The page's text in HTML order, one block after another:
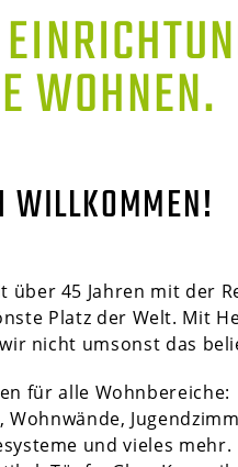
WOHNEN.
WILLKOMMEN!
45 Jahren mit der
Platz der Welt. Mit
nicht umsonst das
für alle Wohnbereiche:
und vieles mehr.